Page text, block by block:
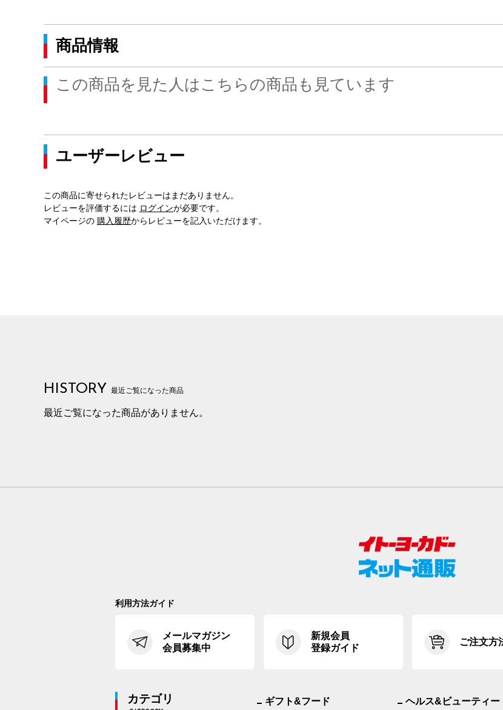
商品情報
この商品を見た人はこちらの商品も見ています
ユーザーレビュー
この商品に寄せられたレビューはまだありません。
レビューを評価するには ログインが必要です。
マイページの 購入履歴からレビューを記入いただけます。
HISTORY 最近ご覧になった商品
最近ご覧になった商品がありません。
利用方法ガイド
メールマガジン
会員募集中
新規会員
登録ガイド
ご注文方
カテゴリ ギフト&フード ヘルス&ビューティー